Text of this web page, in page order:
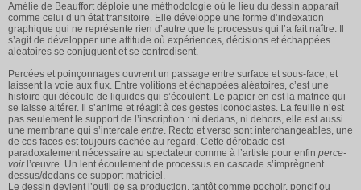
Amélie de Beauffort déploie une méthodologie où le lieu du dessin apparaît
comme celui d’un état transitoire. Elle développe une forme d’indexation
graphique qui ne représente rien d’autre que le processus qui l’a fait naître. Il
s’agit de développer une attitude où expériences, décisions et échappées
aléatoires se conjuguent et se contredisent.
Percées et poinçonnages ouvrent un passage entre surface et sous-face, et
laissent la voie aux flux. Entre volitions et échappées aléatoires, c’est une
histoire qui découle de liquides qui s’écoulent. Le papier en est la matrice qui
se laisse altérer. Il s’anime et réagit à ces gestes iconoclastes. La feuille n’est
pas seulement le support de l’inscription : ni dedans, ni dehors, elle est aussi
une membrane qui s’intercale entre. Recto et verso sont interchangeables, une
de ces faces est toujours cachée au regard. Cette dérobade est
paradoxalement nécessaire au spectateur comme à l’artiste pour enfin perce-
voirl’œuvre. Un lent écoulement de processus en cascade s’imprègnent
dessus/dedans ce support matriciel.
Le dessin devient l’outil de sa production, tantôt comme pochoir, poncif ou